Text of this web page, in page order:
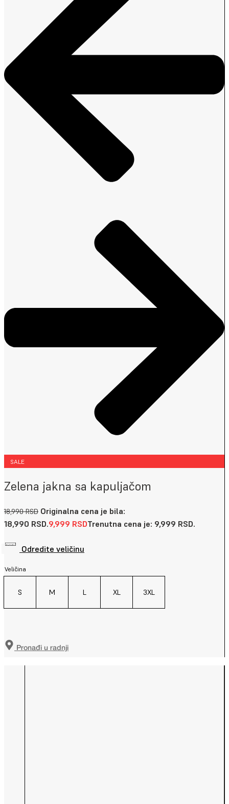
SALE
Zelena jakna sa kapuljačom
18,990RSD Originalna cena je bila:
18,990 RSD.9,999 RSDTrenutna cena je: 9,999 RSD.
Odredite veličinu
Veličina
S M L XL 3XL
Pronađi u radnji